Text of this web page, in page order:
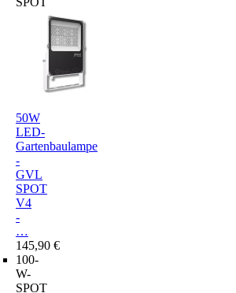
50W
LED-
Gartenbaulampe
-
GVL
SPOT
V4
-
…
145,90 €
100-
W-
SPOT